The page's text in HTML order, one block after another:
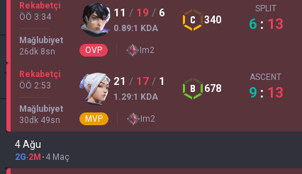
Rekabetçi
ÖÖ 3:34
Mağlubiyet
26dk 8sn
11 / 19 / 6
0.89:1 KDA
340
SPLIT
6 : 13
OVP Im2
Rekabetçi
ÖÖ 2:53
Mağlubiyet
30dk 49sn
21 / 17 / 1
1.29:1 KDA
678
ASCENT
9 : 13
MVP Im2
4 Ağu
2G-2M 4 Maç